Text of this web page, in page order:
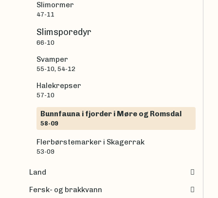
Slimormer
47-11
Slimsporedyr
66-10
Svamper
55-10, 54-12
Halekrepser
57-10
Bunnfauna i fjorder i Møre og Romsdal
58-09
Flerbørstemarker i Skagerrak
53-09
Land
Fersk- og brakkvann